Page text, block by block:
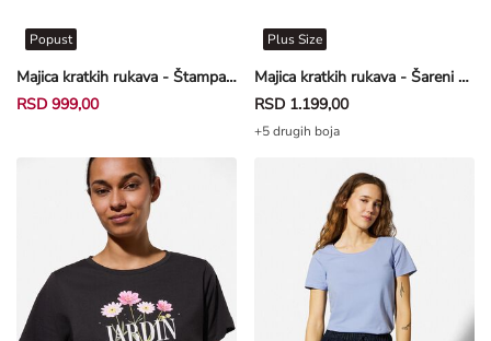
Majica kratkih rukava - Štampanje pozadi - prljavobela
Popust
RSD 999,00
Majica kratkih rukava - Šareni print - prljavobela
Plus Size
RSD 1.199,00
+5 drugih boja